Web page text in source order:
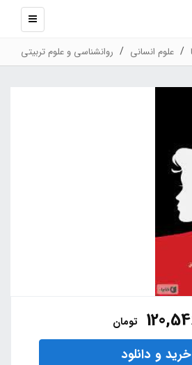
نمایش
علوم انسانی روانشناسی و علوم تربیتی
تومان
خرید و دانلود